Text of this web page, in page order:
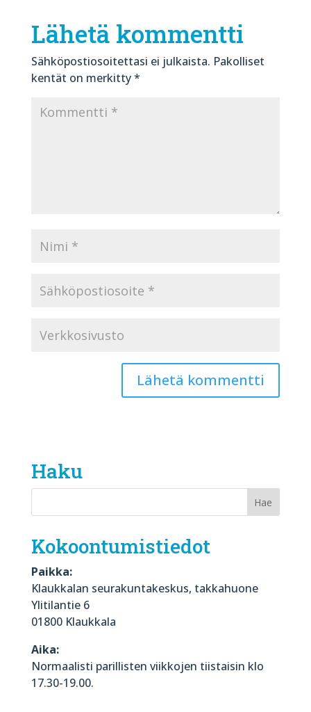
Lähetä kommentti
Sähköpostiosoitettasi ei julkaista. Pakolliset
kentät on merkitty*
Haku
Kokoontumistiedot
Paikka:
Klaukkalan seurakuntakeskus, takkahuone
Ylitilantie 6
01800 Klaukkala
Aika:
Normaalisti parillisten viikkojen tiistaisin klo
17.30-19.00.